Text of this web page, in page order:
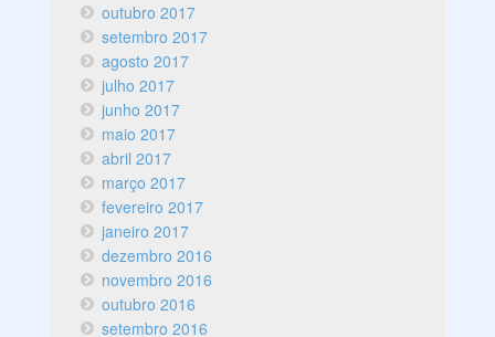
outubro 2017
setembro 2017
agosto 2017
julho 2017
junho 2017
maio 2017
abril 2017
março 2017
fevereiro 2017
janeiro 2017
dezembro 2016
novembro 2016
outubro 2016
setembro 2016